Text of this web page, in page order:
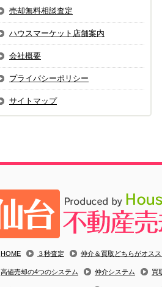
売却無料相談査定
ハウスマーケット店舗案内
会社概要
プライバシーポリシー
サイトマップ
HOME ３秒査定 仲介＆買取どちらがオスス
高値売却の4つのシステム 仲介システム 買